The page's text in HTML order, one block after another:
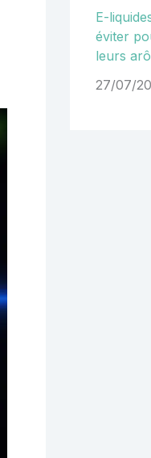
E-
éviter
leurs
27/07/